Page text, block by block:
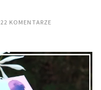
22 KOMENTARZE